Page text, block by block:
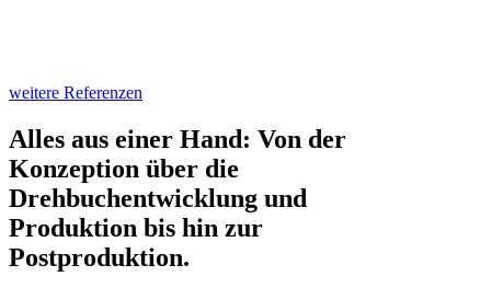
weitere Referenzen
Alles aus einer Hand: Von der
Konzeption über die
Drehbuchentwicklung und
Produktion bis hin zur
Postproduktion.